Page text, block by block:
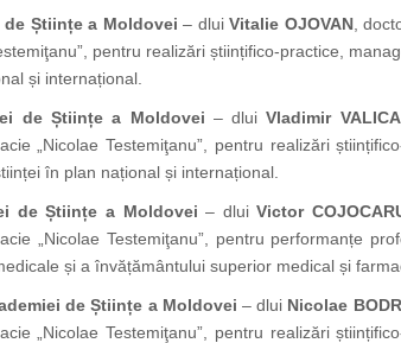
de Științe a Moldovei – dluiVitalie OJOVAN,
pentru realizări științifico-practice,
și internațional.
de Științe a Moldovei – dluiVladimir VALICA
„Nicolae Testemiţanu”, pentru realizări
în plan național și internațional.
de Științe a Moldovei – dluiVictor
„Nicolae Testemiţanu”, pentru performanțe
și a învățământului superior medical și
de Științe a Moldovei – dlui Nicolae
„Nicolae Testemiţanu”, pentru realizări